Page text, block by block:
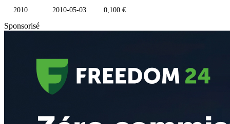
2010 2010-05-03 0,100 €
Sponsorisé